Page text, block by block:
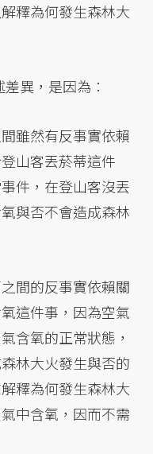
釋為何發生森林大
異，是因為：
雖然有反事實依賴
山客丟菸蒂這件
件，在登山客沒丟
與否不會造成森林
間的反事實依賴關
這件事，因為空氣
含氧的正常狀態，
林大火發生與否的
釋為何發生森林大
中含氧，因而不需